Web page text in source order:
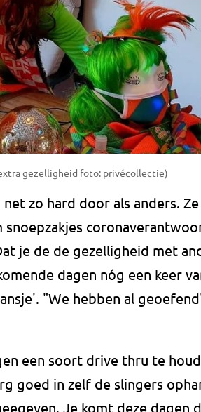
gezelligheid foto: privécollectie)
zo hard door als anders. Ze
snoepzakjes
je de de gezelligheid met
dagen nóg een keer
"We hebben al
een soort drive thru te
goed in zelf de slingers
Je komt deze dagen